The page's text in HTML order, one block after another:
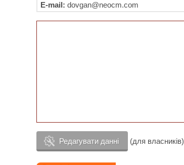
E-mail: dovgan@neocm.com
Редагувати данні (для власників)